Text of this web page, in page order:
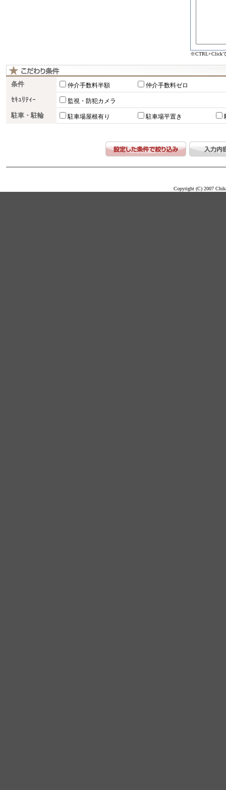
※CTRL+Click
条件 仲介手数料半額 仲介手数料ゼロ
ｾｷｭﾘﾃｨｰ 監視・防犯カメラ
駐車・駐輪 駐車場屋根有り 駐車場平置き
Copyright (C) 2007